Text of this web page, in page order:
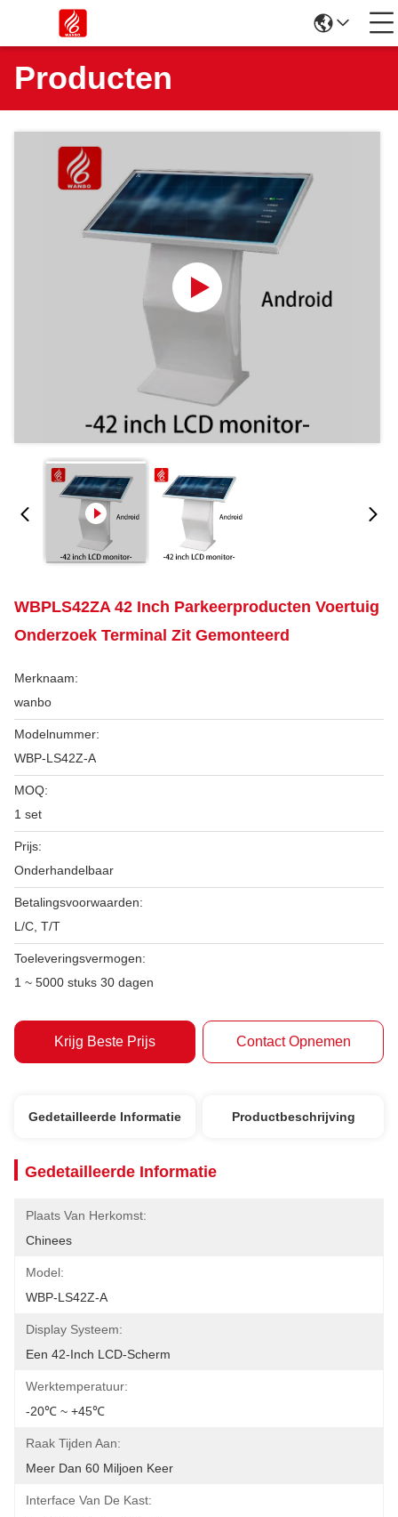
Producten
WBPLS42ZA 42 Inch Parkeerproducten Voertuig
Onderzoek Terminal Zit Gemonteerd
Merknaam:
wanbo
Modelnummer:
WBP-LS42Z-A
MOQ:
1 set
Prijs:
Onderhandelbaar
Betalingsvoorwaarden:
L/C, T/T
Toeleveringsvermogen:
1 ~ 5000 stuks 30 dagen
Krijg Beste Prijs Contact Opnemen
Gedetailleerde Informatie Productbeschrijving
Gedetailleerde Informatie
Plaats Van Herkomst:
Chinees
Model:
WBP-LS42Z-A
Display Systeem:
Een 42-Inch LCD-Scherm
Werktemperatuur:
-20℃ ~ +45℃
Raak Tijden Aan:
Meer Dan 60 Miljoen Keer
Interface Van De Kast: